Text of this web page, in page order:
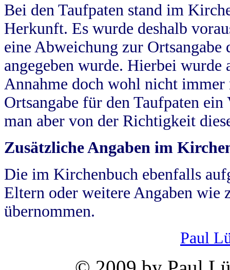
Bei den Taufpaten stand im
Herkunft. Es wurde deshalb
eine Abweichung zur
angegeben wurde. Hierbei wurde
Annahme doch wohl nicht
Ortsangabe für den Taufpaten
man aber von der Richtigkeit
Zusätzliche Angaben im
Die im Kirchenbuch ebenfalls
Eltern oder weitere Angaben wie
übernommen.
Paul